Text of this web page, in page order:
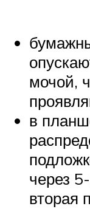
мочой,
в
через
вторая